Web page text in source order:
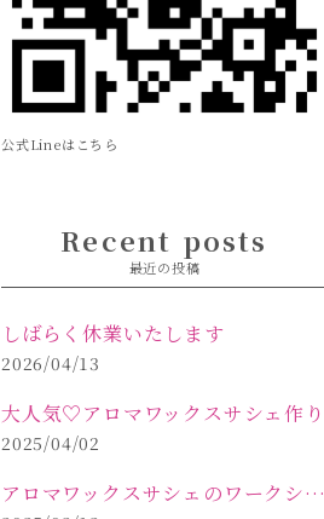
公式Lineはこちら
Recent posts
最近の投稿
しばらく休業いたします
2026/04/13
大人気♡アロマワックスサシェ作り
2025/04/02
アロマワックスサシェのワークショップinPOLA中込原店 VOL.2